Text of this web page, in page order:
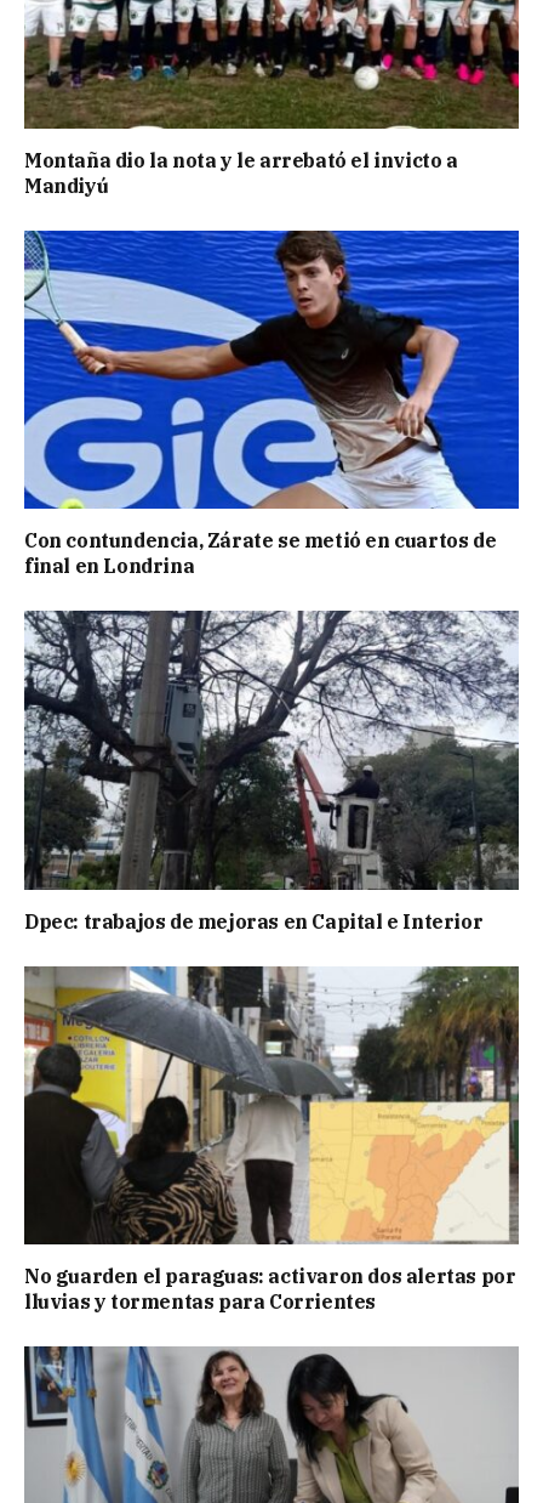
Montaña dio la nota y le arrebató el invicto a
Mandiyú
Con contundencia, Zárate se metió en cuartos de
final en Londrina
Dpec: trabajos de mejoras en Capital e Interior
No guarden el paraguas: activaron dos alertas por
lluvias y tormentas para Corrientes